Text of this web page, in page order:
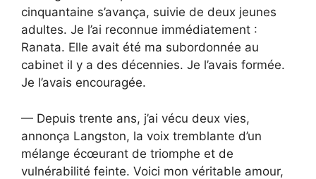
cinquantaine s’avança, suivie de deux jeunes
adultes. Je l’ai reconnue immédiatement :
Ranata. Elle avait été ma subordonnée au
cabinet il y a des décennies. Je l’avais formée.
Je l’avais encouragée.
— Depuis trente ans, j’ai vécu deux vies,
annonça Langston, la voix tremblante d’un
mélange écœurant de triomphe et de
vulnérabilité feinte. Voici mon véritable amour,